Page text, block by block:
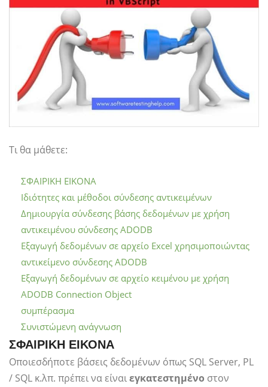
Τι θα μάθετε:
ΣΦΑΙΡΙΚΗ ΕΙΚΟΝΑ
Ιδιότητες και μέθοδοι σύνδεσης αντικειμένων
Δημιουργία σύνδεσης βάσης δεδομένων με χρήση
αντικειμένου σύνδεσης ADODB
Εξαγωγή δεδομένων σε αρχείο Excel χρησιμοποιώντας
αντικείμενο σύνδεσης ADODB
Εξαγωγή δεδομένων σε αρχείο κειμένου με χρήση
ADODB Connection Object
συμπέρασμα
Συνιστώμενη ανάγνωση
ΣΦΑΙΡΙΚΗ ΕΙΚΟΝΑ
Οποιεσδήποτε βάσεις δεδομένων όπως SQL Server, PL
/ SQL κ.λπ. πρέπει να είναιεγκατεστημένο στον